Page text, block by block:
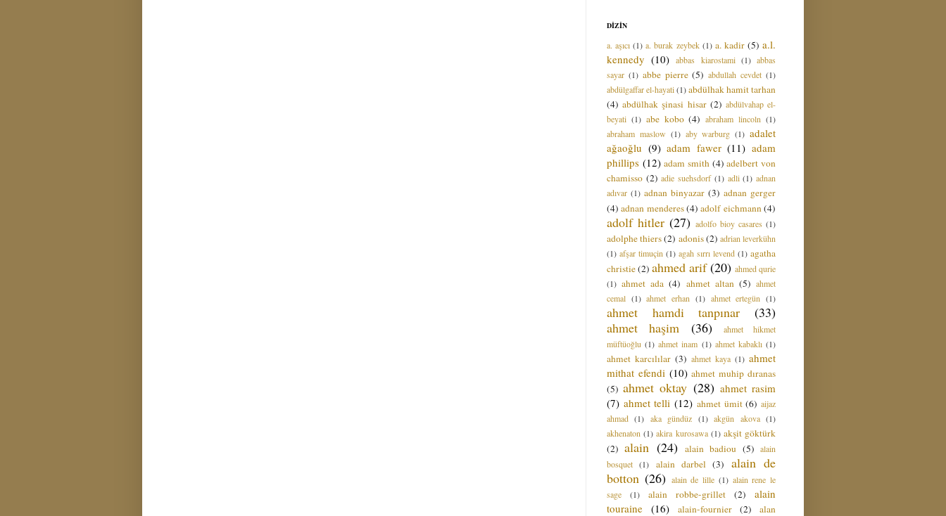
DİZİN
a. aşıcı (1) a. burak zeybek (1) a. kadir (5) a.l.
kennedy (10) abbas kiarostami (1) abbas
sayar (1) abbe pierre (5) abdullah cevdet (1)
abdülgaffar el-hayati(1)abdülhak hamit tarhan
(4) abdülhak şinasi hisar (2) abdülvahap el-
beyati (1) abe kobo (4) abraham lincoln (1)
abraham maslow (1) aby warburg (1) adalet
ağaoğlu (9) adam fawer (11) adam
phillips (12) adam smith (4) adelbert von
chamisso (2) adie suehsdorf (1) adli (1) adnan
adıvar (1) adnan binyazar (3) adnan gerger
(4) adnan menderes(4) adolf eichmann (4)
adolf hitler (27) adolfo bioy casares (1)
adolphe thiers(2) adonis(2) adrian leverkühn
(1) afşar timuçin (1) agah sırrı levend (1) agatha
christie(2) ahmed arif (20) ahmed qurie
(1) ahmet ada (4) ahmet altan (5) ahmet
cemal (1) ahmet erhan (1) ahmet ertegün (1)
ahmet hamdi tanpınar
(33)
ahmet haşim
(36)
ahmet hikmet
müftüoğlu (1) ahmet inam (1) ahmet kabaklı (1)
ahmet karcılılar (3) ahmet kaya (1) ahmet
mithat efendi (10) ahmet muhip dıranas
(5) ahmet oktay (28) ahmet rasim
(7) ahmet telli (12) ahmet ümit (6) aijaz
ahmad (1) aka gündüz (1) akgün akova (1)
akhenaton (1) akira kurosawa (1) akşit göktürk
(2) alain (24) alain badiou (5) alain
bosquet (1) alain darbel (3)
alain de
botton (26) alain de lille (1) alain rene le
sage
(1) alain robbe-grillet (2)
alain
touraine (16) alain-fournier (2)
alan